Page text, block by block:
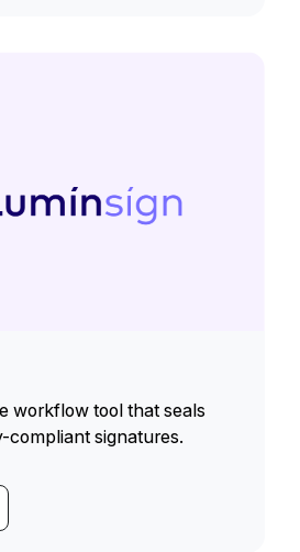
workflow tool that seals
compliant signatures.